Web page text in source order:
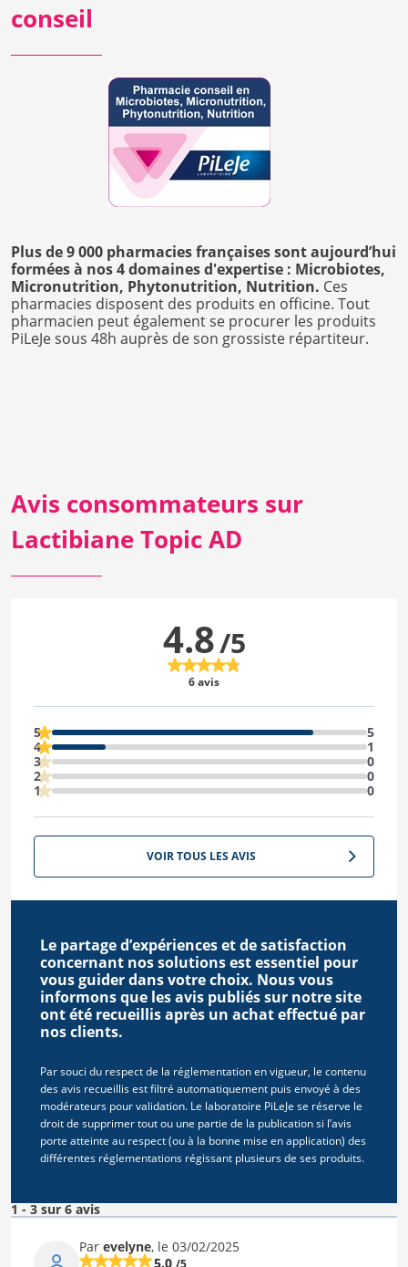
conseil
Plus de 9 000 pharmacies françaises sont aujourd’hui
formées à nos 4 domaines d'expertise : Microbiotes,
Micronutrition, Phytonutrition, Nutrition. Ces
pharmacies disposent des produits en officine. Tout
pharmacien peut également se procurer les produits
PiLeJe sous 48h auprès de son grossiste répartiteur.
Avis consommateurs sur
Lactibiane Topic AD
4.8/5
6 avis
5
5
4
1
3
0
2
0
1
0
VOIR TOUS LES AVIS
Le partage d’expériences et de satisfaction
concernant nos solutions est essentiel pour
vous guider dans votre choix. Nous vous
informons que les avis publiés sur notre site
ont été recueillis après un achat effectué par
nos clients.
Par souci du respect de la réglementation en vigueur, le contenu
des avis recueillis est filtré automatiquement puis envoyé à des
modérateurs pour validation. Le laboratoire PiLeJe se réserve le
droit de supprimer tout ou une partie de la publication si l’avis
porte atteinte au respect (ou à la bonne mise en application) des
différentes réglementations régissant plusieurs de ses produits.
1 - 3 sur 6 avis
Par evelyne, le 03/02/2025
5.0 /5